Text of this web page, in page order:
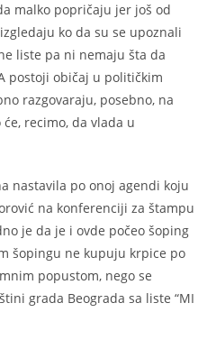
malko popričaju jer još od
ko da su se upoznali
liste pa ni nemaju šta da
postoji običaj u političkim
razgovaraju, posebno, na
recimo, da vlada u
nastavila po onoj agendi koju
na konferenciji za štampu
je da je i ovde počeo šoping
šopingu ne kupuju krpice po
popustom, nego se
grada Beograda sa liste “MI